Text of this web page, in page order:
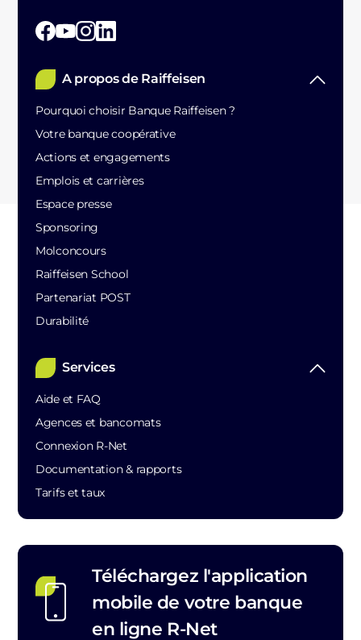
A propos de Raiffeisen
Pourquoi choisir Banque Raiffeisen ?
Votre banque coopérative
Actions et engagements
Emplois et carrières
Espace presse
Sponsoring
Molconcours
Raiffeisen School
Partenariat POST
Durabilité
Services
Aide et FAQ
Agences et bancomats
Connexion R-Net
Documentation & rapports
Tarifs et taux
Téléchargez l'application
mobile de votre banque
en ligne R-Net